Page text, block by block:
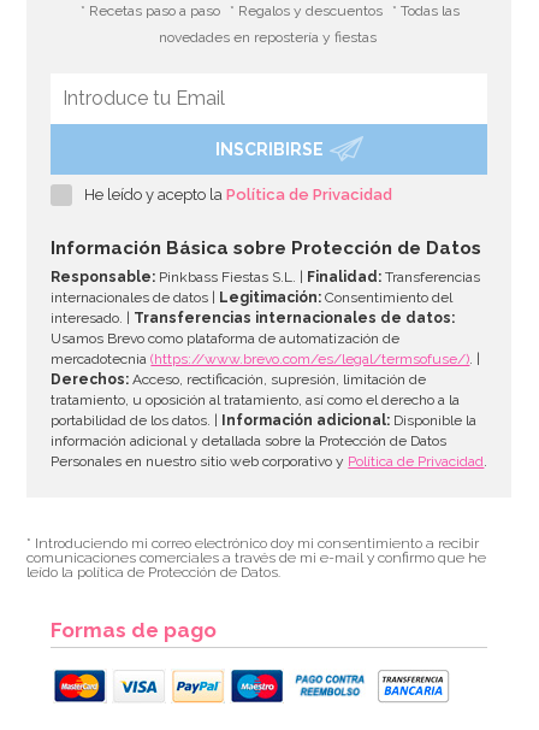
* Recetas paso a paso * Regalos y descuentos
* Todas las
novedades en repostería y fiestas
INSCRIBIRSE
He leído y acepto laPolítica de Privacidad
Información Básica sobre Protección de Datos
Responsable: Pinkbass Fiestas S.L. | Finalidad: Transferencias
internacionales de datos |
Legitimación: Consentimiento del
interesado. | Transferencias internacionales de datos:
Usamos Brevo como plataforma de automatización de
mercadotecnia(https://www.brevo.com/es/legal/termsofuse/). |
Derechos: Acceso, rectificación, supresión, limitación de
tratamiento, u oposición al tratamiento, así como el derecho a la
portabilidad de los datos. |
Información adicional: Disponible la
información adicional y detallada sobre la Protección de Datos
Personales en nuestro sitio web corporativo y Política de Privacidad.
* Introduciendo mi correo electrónico doy mi consentimiento a recibir
comunicaciones comerciales a través de mi e-mail y confirmo que he
leído la política de Protección de Datos.
Formas de pago